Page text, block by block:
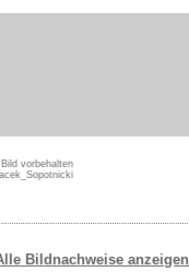
vorbehalten
Bildnachweise anzeigen